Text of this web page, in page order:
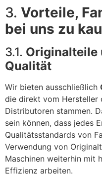
3. Vorteile,
bei uns zu
3.1. Originalteile
Qualität
Wir bieten ausschließlich
die direkt vom Hersteller
Distributoren stammen.
sein können, dass jedes
Qualitätsstandards von
Verwendung von
Maschinen weiterhin mit
Effizienz arbeiten.